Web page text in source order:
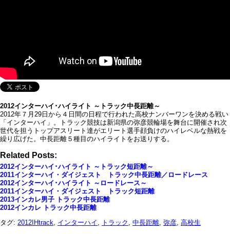
2012インターハイ･ハイライト ～トラック中長距離～
2012年７月29日から４日間の日程で行われた高校ナンバーワンを決める戦い
「インターハイ」。トラック競技は新潟県の弥彦競輪場を舞台に開催され次
世代を担うトップアスリート達がエリート選手顔負けのハイレベルな熱戦を
繰り広げた。中長距離５種目のハイライトをお送りする。
Related Posts:
2012インターハイ･ハイライト ～トラック短距離～
2011インターハイ・ダイジェスト トラック中長距離／ロードレース
2012インターハイ･ハイライト ～ロードレース～
2011インターハイ・ダイジェスト トラック短距離
2013インカレ男子 トラック中長距離
2012インカレ トラック中長距離
タグ: 2012IHtrack インターハイ トラック 中長距離 弥彦 高校生